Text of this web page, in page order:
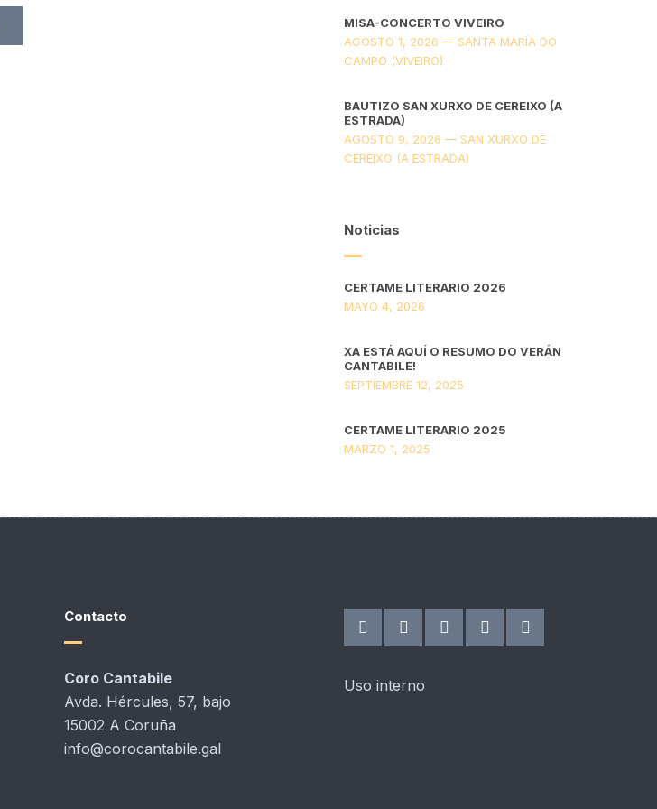
MISA-CONCERTO VIVEIRO
AGOSTO 1, 2026 — SANTA MARÍA DO
CAMPO (VIVEIRO)
BAUTIZO SAN XURXO DE CEREIXO (A
ESTRADA)
AGOSTO 9, 2026 — SAN XURXO DE
CEREIXO (A ESTRADA)
Noticias
CERTAME LITERARIO 2026
MAYO 4, 2026
XA ESTÁ AQUÍ O RESUMO DO VERÁN
CANTABILE!
SEPTIEMBRE 12, 2025
CERTAME LITERARIO 2025
MARZO 1, 2025
Contacto
Coro Cantabile
Avda. Hércules, 57, bajo
15002 A Coruña
info@corocantabile.gal
Uso interno